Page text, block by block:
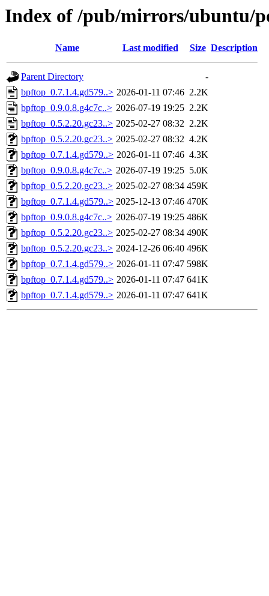
Index of /pub/mirrors/ubuntu/
Name Last modified Size Description
Parent Directory
-
bpftop_0.7.1.4.gd579..> 2026-01-11 07:46 2.2K
bpftop_0.9.0.8.g4c7c..> 2026-07-19 19:25 2.2K
bpftop_0.5.2.20.gc23..> 2025-02-27 08:32 2.2K
bpftop_0.5.2.20.gc23..> 2025-02-27 08:32 4.2K
bpftop_0.7.1.4.gd579..> 2026-01-11 07:46 4.3K
bpftop_0.9.0.8.g4c7c..> 2026-07-19 19:25 5.0K
bpftop_0.5.2.20.gc23..> 2025-02-27 08:34 459K
bpftop_0.7.1.4.gd579..> 2025-12-13 07:46 470K
bpftop_0.9.0.8.g4c7c..> 2026-07-19 19:25 486K
bpftop_0.5.2.20.gc23..> 2025-02-27 08:34 490K
bpftop_0.5.2.20.gc23..> 2024-12-26 06:40 496K
bpftop_0.7.1.4.gd579..> 2026-01-11 07:47 598K
bpftop_0.7.1.4.gd579..> 2026-01-11 07:47 641K
bpftop_0.7.1.4.gd579..> 2026-01-11 07:47 641K